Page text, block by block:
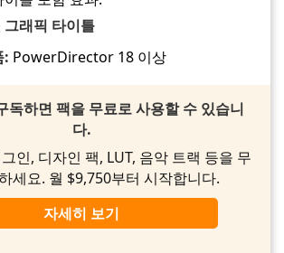
래픽 타이틀
: PowerDirector 18 이상
독하면 팩을 무료로 사용할 수 있습니
다.
인, 디자인 팩, LUT, 음악 트랙 등을 무
세요. 월 $9,750부터 시작합니다.
자세히 보기